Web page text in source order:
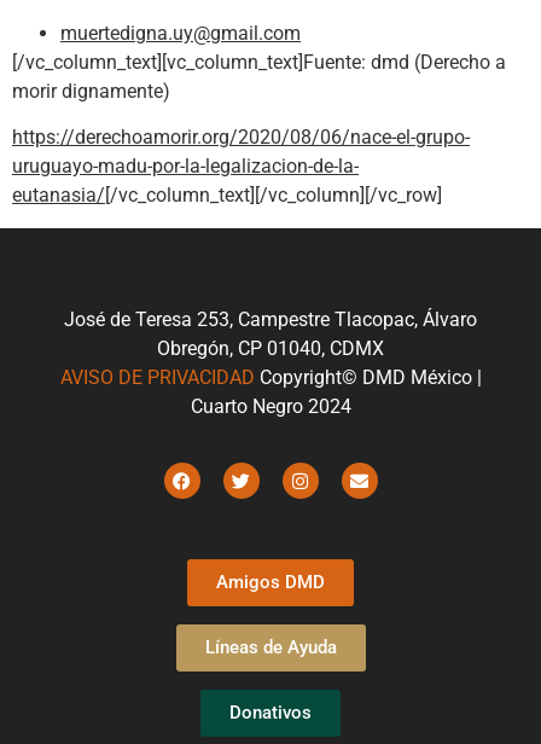
muertedigna.uy@gmail.com
[/vc_column_text][vc_column_text]Fuente: dmd (Derecho a
morir dignamente)
https://derechoamorir.org/2020/08/06/nace-el-grupo-
uruguayo-madu-por-la-legalizacion-de-la-
eutanasia/ [/vc_column_text][/vc_column][/vc_row]
José de Teresa 253, Campestre Tlacopac, Álvaro
Obregón, CP 01040, CDMX
AVISO DE PRIVACIDAD Copyright© DMD México |
Cuarto Negro 2024
Amigos DMD
Líneas de Ayuda
Donativos